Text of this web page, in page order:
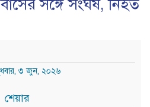
সঙ্গে সংঘর্ষ, নিহত
৩ জুন, ২০২৬
শেয়ার